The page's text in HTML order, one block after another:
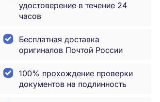
удостоверение в течение 24
часов
Бесплатная доставка
оригиналов Почтой России
100% прохождение проверки
документов на подлинность